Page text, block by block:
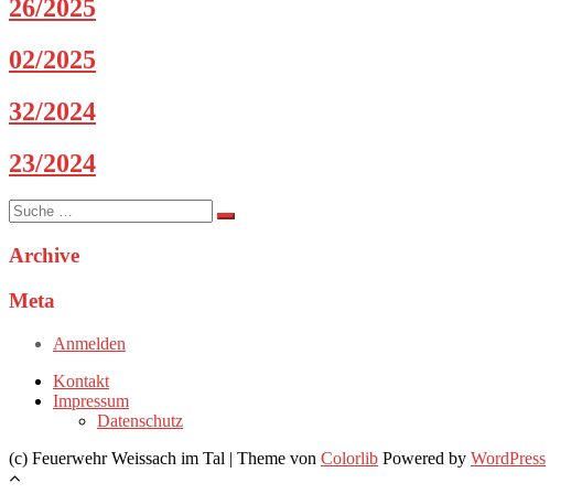
26/2025
02/2025
32/2024
23/2024
Suche
nach:
Archive
Meta
Anmelden
Kontakt
Impressum
Datenschutz
(c) Feuerwehr Weissach im Tal | Theme von Colorlib Powered by WordPress